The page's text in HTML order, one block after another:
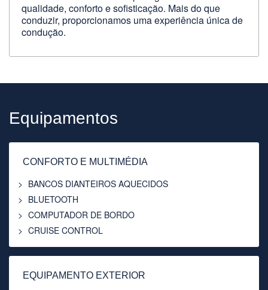
qualidade, conforto e sofisticação. Mais do que
conduzir, proporcionamos uma experiência única de
condução.
Equipamentos
CONFORTO E MULTIMÉDIA
BANCOS DIANTEIROS AQUECIDOS
BLUETOOTH
COMPUTADOR DE BORDO
CRUISE CONTROL
EQUIPAMENTO EXTERIOR